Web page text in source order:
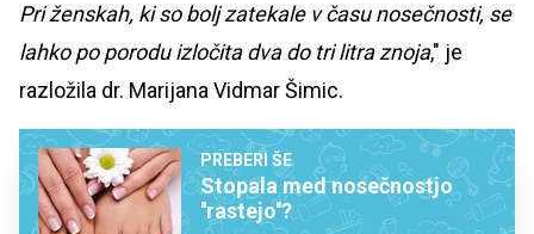
Pri ženskah, ki so bolj zatekale v času nosečnosti, se
lahko po porodu izločita dva do tri litra znoja," je
razložila dr. Marijana Vidmar Šimic.
PREBERI ŠE
Stopala med nosečnostjo
''rastejo''?